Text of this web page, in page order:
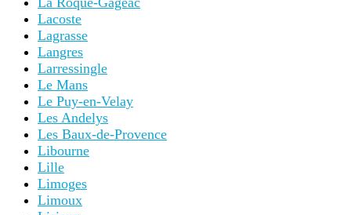
Lacoste
Lagrasse
Langres
Larressingle
Le Mans
Le Puy-en-Velay
Les Andelys
Les Baux-de-Provence
Libourne
Lille
Limoges
Limoux